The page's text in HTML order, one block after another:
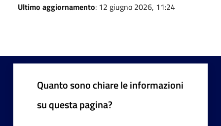
Ultimo aggiornamento: 12 giugno 2026, 11:24
Quanto sono chiare le informazioni
su questa pagina?